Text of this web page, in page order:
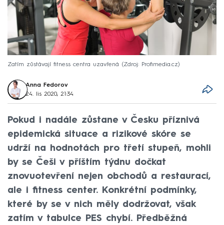
Zatím zůstávají fitness centra uzavřená Zdroj: Profimedia.cz
Anna Fedorov
24. lis 2020, 21:34
Pokud i nadále zůstane v Česku příznivá
epidemická situace a rizikové skóre se
udrží na hodnotách pro třetí stupeň, mohli
by se Češi v příštím týdnu dočkat
znovuotevření nejen obchodů a restaurací,
ale i fitness center. Konkrétní podmínky,
které by se v nich měly dodržovat, však
zatím v tabulce PES chybí. Předběžná